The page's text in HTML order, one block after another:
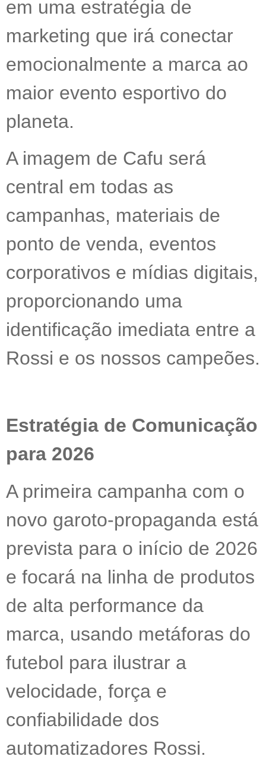
em uma estratégia de
marketing que irá conectar
emocionalmente a marca ao
maior evento esportivo do
planeta.
A imagem de Cafu será
central em todas as
campanhas, materiais de
ponto de venda, eventos
corporativos e mídias digitais,
proporcionando uma
identificação imediata entre a
Rossi e os nossos campeões.
Estratégia de Comunicação
para 2026
A primeira campanha com o
novo garoto-propaganda está
prevista para o início de 2026
e focará na linha de produtos
de alta performance da
marca, usando metáforas do
futebol para ilustrar a
velocidade, força e
confiabilidade dos
automatizadores Rossi.